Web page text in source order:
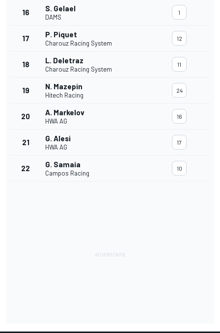
16 S. Gelael
DAMS
1
17 P. Piquet
Charouz Racing System
12
18 L. Deletraz
Charouz Racing System
11
19 N. Mazepin
Hitech Racing
24
20 A. Markelov
HWA AG
16
21 G. Alesi
HWA AG
17
22 G. Samaia
Campos Racing
10